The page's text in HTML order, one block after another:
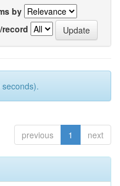
by
previous 1 next